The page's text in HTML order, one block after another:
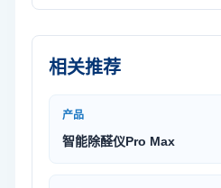
相关推荐
产品
智能除醛仪Pro Max